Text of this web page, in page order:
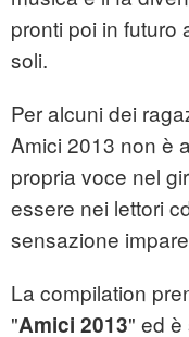
pronti poi in futuro
soli.
Per alcuni dei
Amici 2013 non è
propria voce nel
essere nei lettori
sensazione
La compilation
"Amici 2013" ed è